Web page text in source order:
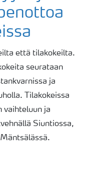
että tilakokeilta.
seurataan
ja
Tilakokeissa
vaihteluun ja
Siuntiossa,